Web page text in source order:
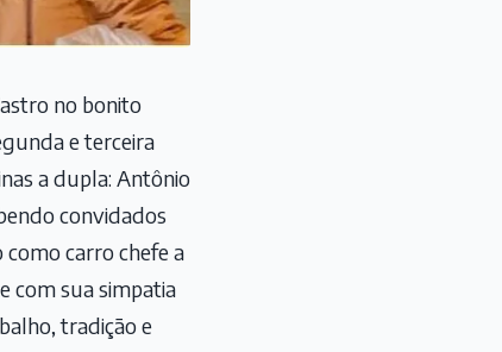
no bonito
e terceira
a dupla: Antônio
convidados
carro chefe a
com sua simpatia
tradição e